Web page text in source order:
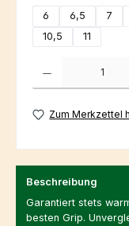
6
6,5 7
10,5
11
Produkt Anzahl: Gib
Zum Merkzettel
Beschreibung
Garantiert stets
besten Grip.